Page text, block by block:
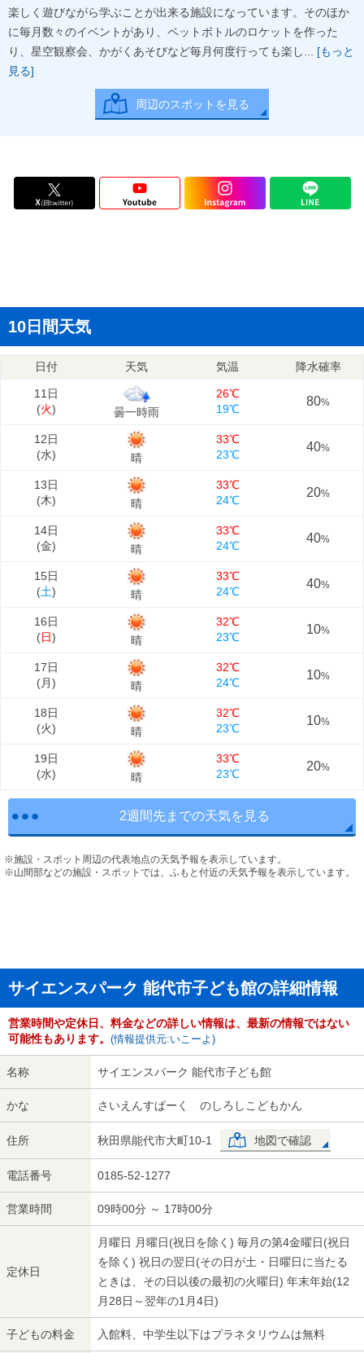
楽しく遊びながら学ぶことが出来る施設になっています。そのほか
に毎月数々のイベントがあり、ペットボトルのロケットを作った
り、星空観察会、かがくあそびなど毎月何度行っても楽し... [もっと
見る]
周辺のスポットを見る
10日間天気
日付 天気 気温 降水確率
11日
(火) 曇一時雨
26℃
19℃
80%
12日
(水) 晴
33℃
23℃
40%
13日
(木) 晴
33℃
24℃
20%
14日
(金) 晴
33℃
24℃
40%
15日
(土) 晴
33℃
24℃
40%
16日
(日) 晴
32℃
23℃
10%
17日
(月) 晴
32℃
24℃
10%
18日
(火) 晴
32℃
23℃
10%
19日
(水) 晴
33℃
23℃
20%
2週間先までの天気を見る
※施設・スポット周辺の代表地点の天気予報を表示しています。
※山間部などの施設・スポットでは、ふもと付近の天気予報を表示しています。
サイエンスパーク 能代市子ども館の詳細情報
営業時間や定休日、料金などの詳しい情報は、最新の情報ではない
可能性もあります。 (情報提供元:いこーよ)
名称 サイエンスパーク 能代市子ども館
かな さいえんすぱーく のしろしこどもかん
住所 秋田県能代市大町10-1 地図で確認
電話番号 0185-52-1277
営業時間 09時00分 ～ 17時00分
定休日
月曜日 月曜日(祝日を除く) 毎月の第4金曜日(祝日
を除く) 祝日の翌日(その日が土・日曜日に当たる
ときは、その日以後の最初の火曜日) 年末年始(12
月28日～翌年の1月4日)
子どもの料金 入館料、中学生以下はプラネタリウムは無料